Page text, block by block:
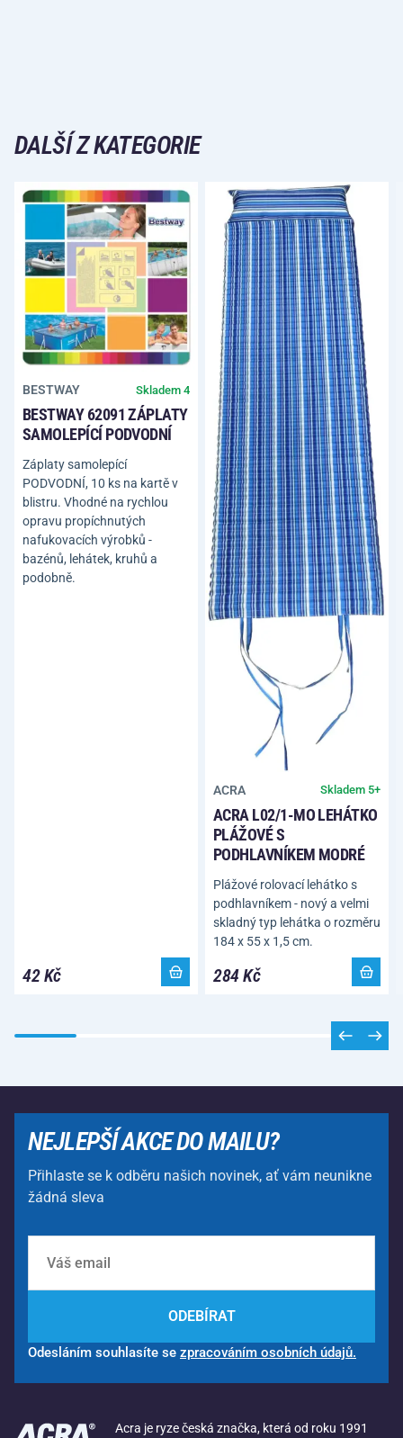
DALŠÍ Z KATEGORIE
BESTWAY Skladem 4
BESTWAY 62091 ZÁPLATY
SAMOLEPÍCÍ PODVODNÍ
Záplaty samolepící
PODVODNÍ, 10 ks na kartě v
blistru. Vhodné na rychlou
opravu propíchnutých
nafukovacích výrobků -
bazénů, lehátek, kruhů a
podobně.
42 Kč
ACRA Skladem 5+
ACRA L02/1-MO LEHÁTKO
PLÁŽOVÉ S
PODHLAVNÍKEM MODRÉ
Plážové rolovací lehátko s
podhlavníkem - nový a velmi
skladný typ lehátka o rozměru
184 x 55 x 1,5 cm.
284 Kč
NEJLEPŠÍ AKCE DO MAILU?
Přihlaste se k odběru našich novinek, ať vám neunikne
žádná sleva
ODEBÍRAT
Odesláním souhlasíte se zpracováním osobních údajů.
Acra je ryze česká značka, která od roku 1991